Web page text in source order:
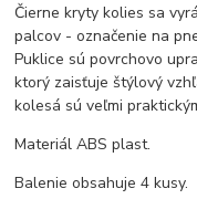
Čierne kryty kolies sa
palcov - označenie na
Puklice sú povrchovo
ktorý zaisťuje štýlový
kolesá sú veľmi
Materiál ABS plast.
Balenie obsahuje 4 kusy.